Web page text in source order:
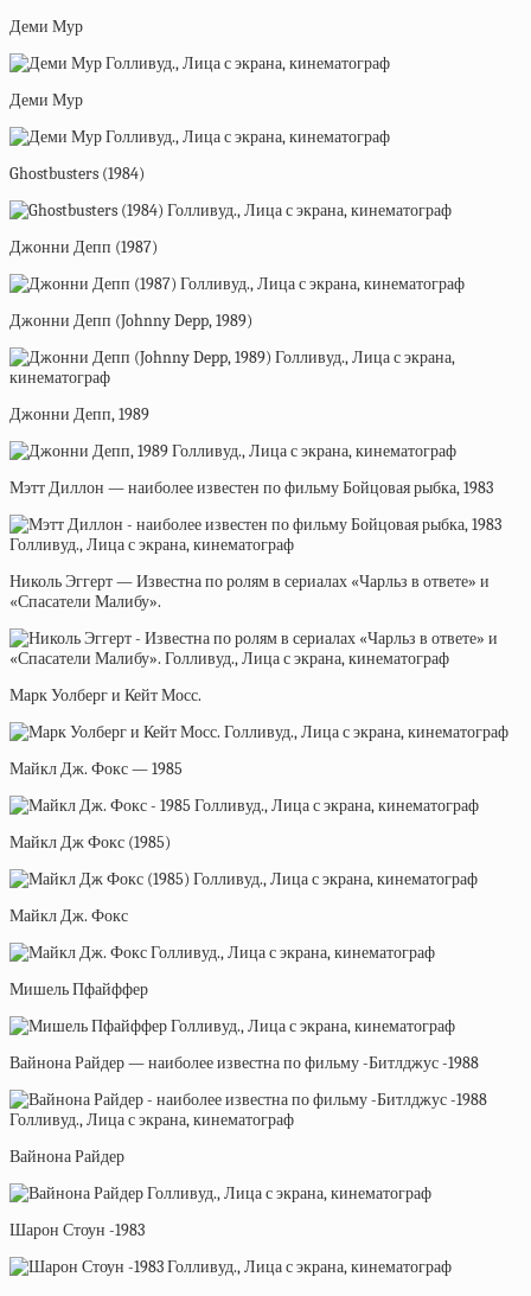
Деми Мур
Деми Мур
Ghostbusters (1984)
Джонни Депп (1987)
Джонни Депп (Johnny Depp, 1989)
Джонни Депп, 1989
Мэтт Диллон — наиболее известен по фильму Бойцовая рыбка, 1983
Николь Эггерт — Известна по ролям в сериалах «Чарльз в ответе» и
«Спасатели Малибу».
Марк Уолберг и Кейт Мосс.
Майкл Дж. Фокс — 1985
Майкл Дж Фокс (1985)
Майкл Дж. Фокс
Мишель Пфайффер
Вайнона Райдер — наиболее известна по фильму -Битлджус -1988
Вайнона Райдер
Шарон Стоун -1983